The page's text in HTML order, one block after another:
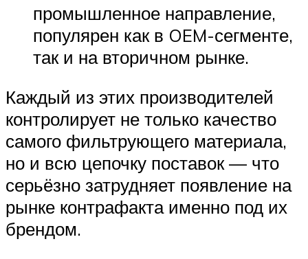
промышленное направление,
популярен как в OEM-сегменте,
так и на вторичном рынке.
Каждый из этих производителей
контролирует не только качество
самого фильтрующего материала,
но и всю цепочку поставок — что
серьёзно затрудняет появление на
рынке контрафакта именно под их
брендом.